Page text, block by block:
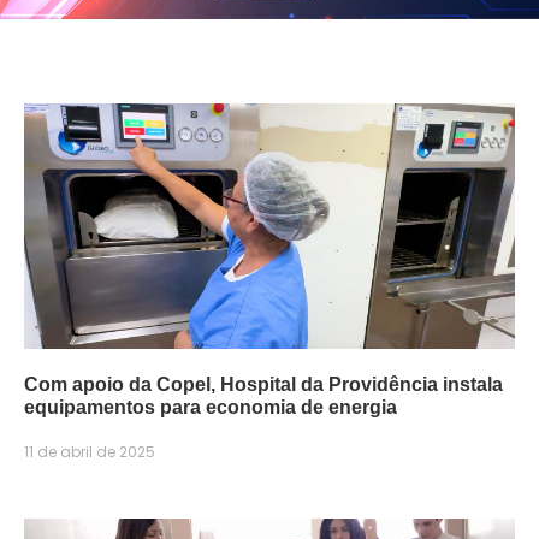
Com apoio da Copel, Hospital da Providência instala
equipamentos para economia de energia
11 de abril de 2025